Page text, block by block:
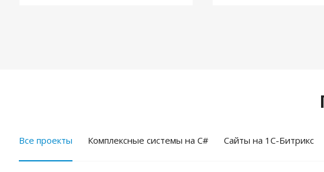
Все проекты Комплексные системы на C# Cайты на 1С-Битрикс